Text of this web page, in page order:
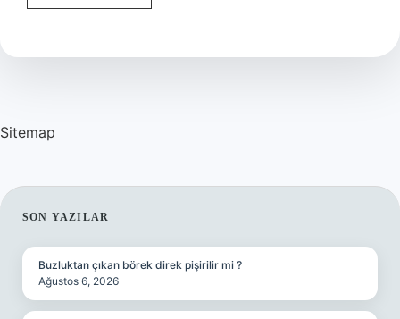
bölgesinde
var
Sitemap
SIDEBAR
SON YAZILAR
Buzluktan çıkan börek direk pişirilir mi ?
Ağustos 6, 2026